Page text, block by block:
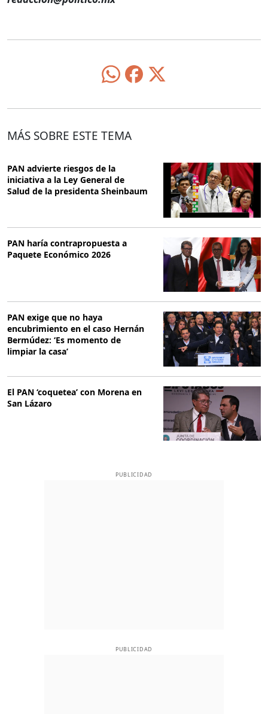
MÁS SOBRE ESTE TEMA
PAN advierte riesgos de la
iniciativa a la Ley General de
Salud de la presidenta Sheinbaum
PAN haría contrapropuesta a
Paquete Económico 2026
PAN exige que no haya
encubrimiento en el caso Hernán
Bermúdez: ‘Es momento de
limpiar la casa’
El PAN ‘coquetea’ con Morena en
San Lázaro
PUBLICIDAD
PUBLICIDAD